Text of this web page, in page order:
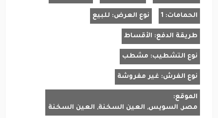
الحمامات: 1 نوع العرض: للبيع
طريقة الدفع: الأقساط
نوع التشطيب: مشطب
نوع الفرش: غير مفروشة
الموقع:
مصر, السويس, العين السخنة, العين السخنة